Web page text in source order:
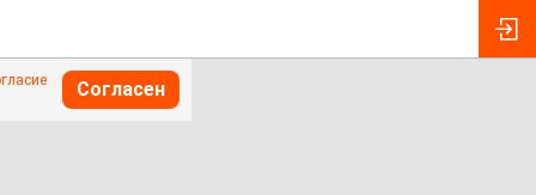
Согласен